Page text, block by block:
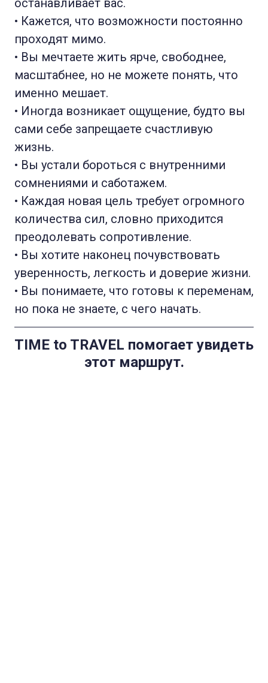
останавливает вас.
• Кажется, что возможности постоянно
проходят мимо.
• Вы мечтаете жить ярче, свободнее,
масштабнее, но не можете понять, что
именно мешает.
• Иногда возникает ощущение, будто вы
сами себе запрещаете счастливую
жизнь.
• Вы устали бороться с внутренними
сомнениями и саботажем.
• Каждая новая цель требует огромного
количества сил, словно приходится
преодолевать сопротивление.
• Вы хотите наконец почувствовать
уверенность, легкость и доверие жизни.
• Вы понимаете, что готовы к переменам,
но пока не знаете, с чего начать.
TIME to TRAVEL помогает увидеть
этот маршрут.